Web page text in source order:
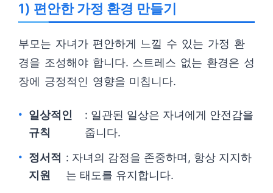
1) 편안한 가정 환경 만들기
부모는 자녀가 편안하게 느낄 수 있는 가정 환
경을 조성해야 합니다. 스트레스 없는 환경은 성
장에 긍정적인 영향을 미칩니다.
일상적인
규칙
: 일관된 일상은 자녀에게 안전감을
줍니다.
정서적
지원
: 자녀의 감정을 존중하며, 항상 지지하
는 태도를 유지합니다.